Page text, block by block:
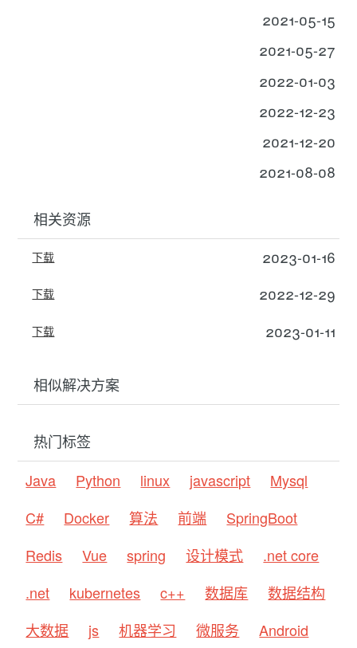
2021-05-15
2021-05-27
2022-01-03
2022-12-23
2021-12-20
2021-08-08
相关资源
下载 2023-01-16
下载 2022-12-29
下载 2023-01-11
相似解决方案
热门标签
Java
Python linux javascript
Mysql
C#
Docker 算法 前端
SpringBoot
Redis
Vue spring 设计模式
.net core
.net
kubernetes c++ 数据库
数据结构
大数据
js 机器学习 微服务
Android